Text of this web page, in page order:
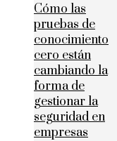
Cómo las
pruebas de
conocimiento
cero están
cambiando la
forma de
gestionar la
seguridad en
empresas